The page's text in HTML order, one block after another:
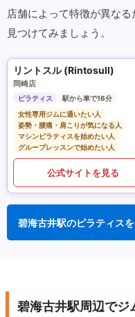
店舗によって特徴が異な
見つけてみましょう。
リントスル (Rintosull)
岡崎店
ピラティス
駅から車で16分
女性専用ジムに通いたい人
姿勢・腰痛・肩こりが気になる人
マシンピラティスを始めたい人
グループレッスンで始めたい人
公式サイトを見る
碧海古井駅のピラティス
碧海古井駅周辺でジ